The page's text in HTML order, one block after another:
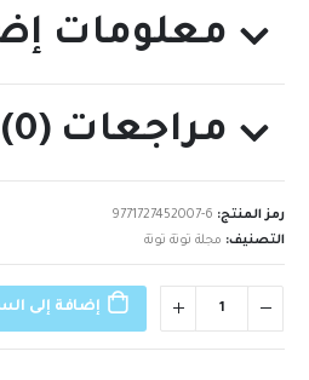
معلومات
مراجعات (0)
رمز المنتج: 9771727452007-6
التصنيف: مجلة توتة توتة
إضافة إلى